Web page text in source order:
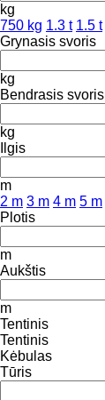
kg
750 kg 1.3 t 1.5 t
Grynasis svoris
kg
Bendrasis svoris
kg
Ilgis
m
2 m 3 m 4 m 5 m
Plotis
m
Aukštis
m
Tentinis
Tentinis
Kėbulas
Tūris